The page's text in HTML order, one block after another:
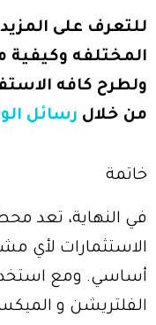
للتعرف على
المختلفه وكيفية
ولطرح كافه
من خلال رسائل
خاتمة
في النهاية، تعد
الاستثمارات لأي
أساسي. ومع
الفلتريشن و